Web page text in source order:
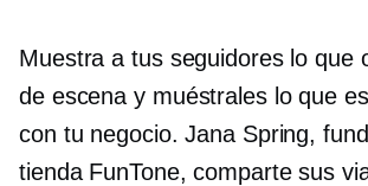
Muestra a tus seguidores lo que
de escena y muéstrales lo que
con tu negocio. Jana Spring,
tienda FunTone, comparte sus